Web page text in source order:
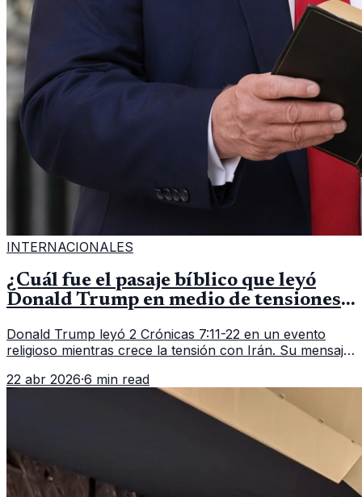
INTERNACIONALES
¿Cuál fue el pasaje bíblico que leyó
Donald Trump en medio de tensiones
Donald Trump leyó 2 Crónicas 7:11-22 en un evento
religioso mientras crece la tensión con Irán. Su mensaje
22 abr 2026·6 min read